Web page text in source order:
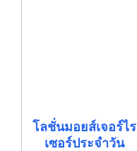
โลชั่นมอยส์เจอร์ไร
เซอร์ประจำวัน